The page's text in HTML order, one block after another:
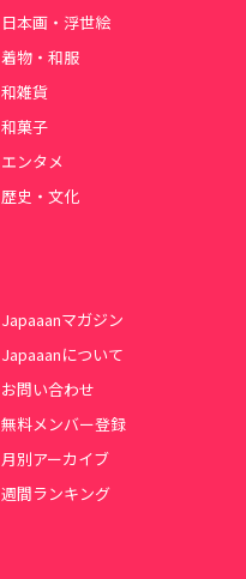
日本画・浮世絵
着物・和服
和雑貨
和菓子
エンタメ
歴史・文化
Japaaanマガジン
Japaaanについて
お問い合わせ
無料メンバー登録
月別アーカイブ
週間ランキング